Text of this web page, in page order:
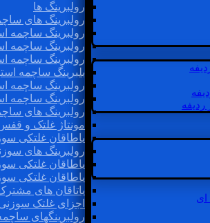
ای
رولبرینگ ها
رولبرینگ های
رولبرینگ ساچمه
رولبرینگ ساچمه
رولبرینگ ساچمه
بلبرینگ ساچمه
رولبرینگ ساچمه
رولبرینگ ساچمه
رولبرینگ های
مونتاژ غلتک و
یاطاقان غلتکی
رولبرینگ های
یاطاقان غلتکی
یاطاقان غلتکی
یاتاقان های
اجزای غلتک
رولبرینگهای